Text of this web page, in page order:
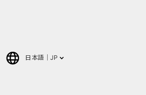
日本語 JP